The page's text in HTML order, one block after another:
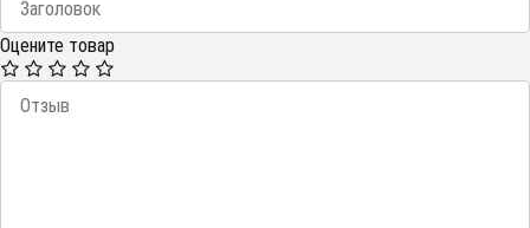
Оцените товар